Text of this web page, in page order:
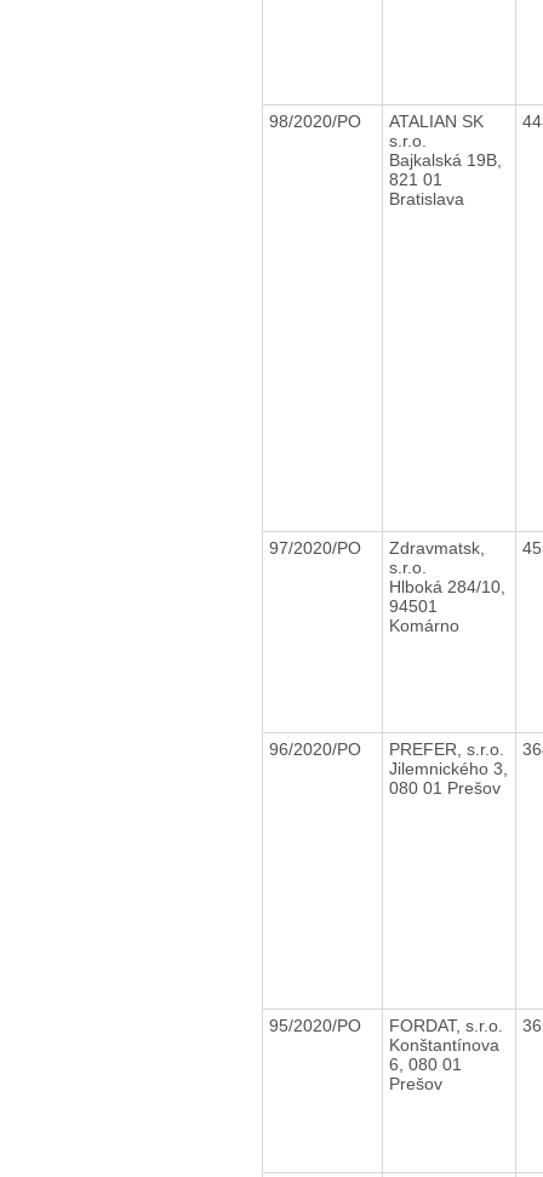
98/2020/PO
ATALIAN SK
s.r.o.
Bajkalská 19B,
821 01
Bratislava
97/2020/PO
Zdravmatsk,
s.r.o.
Hlboká 284/10,
94501
Komárno
96/2020/PO
PREFER, s.r.o.
Jilemnického 3,
080 01 Prešov
95/2020/PO
FORDAT, s.r.o.
Konštantínova
6, 080 01
Prešov